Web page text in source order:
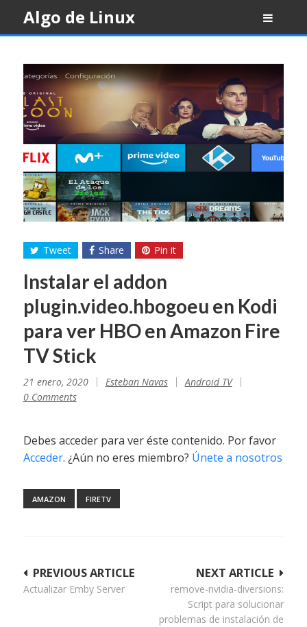
content
Algo de Linux
Tweet Share Pin it
Instalar el addon
plugin.video.hbogoeu en Kodi
para ver HBO en Amazon Fire
TV Stick
21 enero, 2020 Esteban Navas
Android TV
0 Comments
Debes acceder para ver éste contenido. Por favor
Acceder. ¿Aún no eres miembro? Únete a nosotros
AMAZON FIRETV
Navegación
de
NEXT ARTICLE
remove-nvidia-diversions:
Script para solucionar
problemas de instalación de
PREVIOUS ARTICLE
Actualizar Emby Server